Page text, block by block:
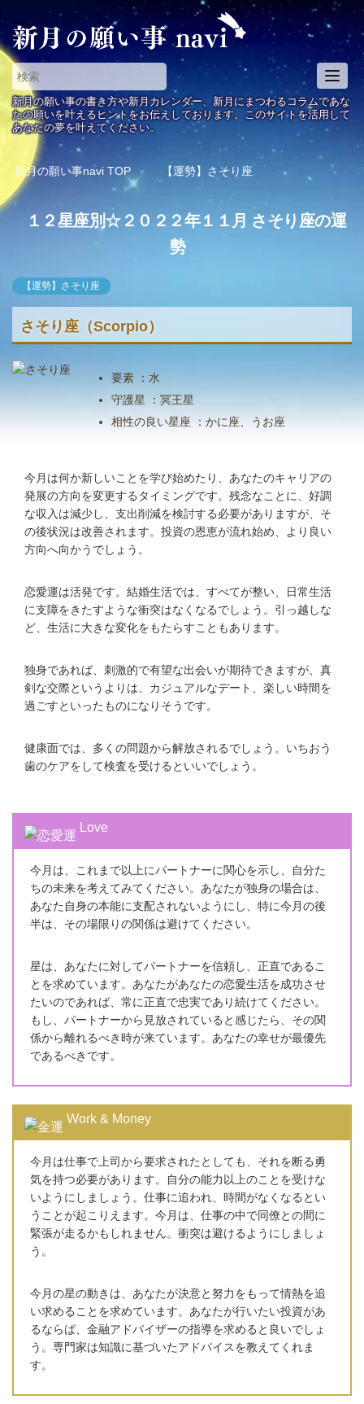
T
o
g
g
e
v
i
n
新月の願い事の書き方や新月カレンダー、新月にまつわるコラムであな
たの願いを叶えるヒントをお伝えしております。このサイトを活用して
あなたの夢を叶えてください。
新月の願い事navi TOP 【運勢】さそり座
１２星座別☆２０２２年１１月 さそり座の運
勢
【運勢】さそり座
さそり座（Scorpio）
要素 ：水
守護星 ：冥王星
相性の良い星座 ：かに座、うお座
今月は何か新しいことを学び始めたり、あなたのキャリアの
発展の方向を変更するタイミングです。残念なことに、好調
な収入は減少し、支出削減を検討する必要がありますが、そ
の後状況は改善されます。投資の恩恵が流れ始め、より良い
方向へ向かうでしょう。
恋愛運は活発です。結婚生活では、すべてが整い、日常生活
に支障をきたすような衝突はなくなるでしょう。引っ越しな
ど、生活に大きな変化をもたらすこともあります。
独身であれば、刺激的で有望な出会いが期待できますが、真
剣な交際というよりは、カジュアルなデート、楽しい時間を
過ごすといったものになりそうです。
健康面では、多くの問題から解放されるでしょう。いちおう
歯のケアをして検査を受けるといいでしょう。
Love
今月は、これまで以上にパートナーに関心を示し、自分た
ちの未来を考えてみてください。あなたが独身の場合は、
あなた自身の本能に支配されないようにし、特に今月の後
半は、その場限りの関係は避けてください。
星は、あなたに対してパートナーを信頼し、正直であるこ
とを求めています。あなたがあなたの恋愛生活を成功させ
たいのであれば、常に正直で忠実であり続けてください。
もし、パートナーから見放されていると感じたら、その関
係から離れるべき時が来ています。あなたの幸せが最優先
であるべきです。
Work & Money
今月は仕事で上司から要求されたとしても、それを断る勇
気を持つ必要があります。自分の能力以上のことを受けな
いようにしましょう。仕事に追われ、時間がなくなるとい
うことが起こりえます。今月は、仕事の中で同僚との間に
緊張が走るかもしれません。衝突は避けるようにしましょ
う。
今月の星の動きは、あなたが決意と努力をもって情熱を追
い求めることを求めています。あなたが行いたい投資があ
るならば、金融アドバイザーの指導を求めると良いでしょ
う。専門家は知識に基づいたアドバイスを教えてくれま
す。